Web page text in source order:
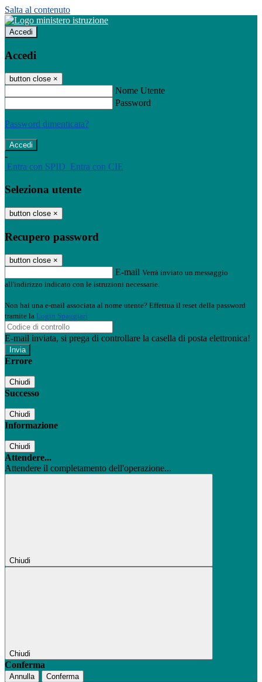
Salta al contenuto
Accedi
Accedi
button close ×
Nome Utente
Password
Password dimenticata?
-
Entra con SPID Entra con CIE
Seleziona utente
button close ×
Recupero password
button close ×
E-mail Verrà inviato un messaggio
all'indirizzo indicato con le istruzioni necessarie.
Non hai una e-mail associata al nome utente? Effettua il reset della password
tramite la Login Spaggiari
E-mail inviata, si prega di controllare la casella di posta elettronica!
Errore
Chiudi
Successo
Chiudi
Informazione
Chiudi
Attendere...
Attendere il completamento dell'operazione...
Chiudi
Chiudi
Conferma
Annulla Conferma